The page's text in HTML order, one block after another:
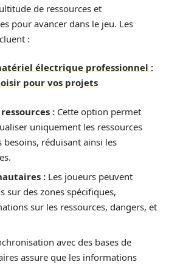
de ressources et
pour avancer dans le jeu. Les
:
électrique professionnel :
pour vos projets
: Cette option permet
uniquement les ressources
réduisant ainsi les
: Les joueurs peuvent
sur des zones spécifiques,
sur les ressources, dangers, et
avec des bases de
assure que les informations